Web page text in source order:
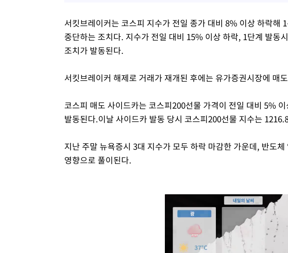
서킷브레이커는 코스피 지수가 전일 종가 대비 8% 이상 하락해
중단하는 조치다. 지수가 전일 대비 15% 이상 하락, 1단계 발동
조치가 발동된다.
서킷브레이커 해제로 거래가 재개된 후에는 유가증권시장에 매
코스피 매도 사이드카는 코스피200선물 가격이 전일 대비 5%
발동된다.이날 사이드카 발동 당시 코스피200선물 지수는
지난 주말 뉴욕증시 3대 지수가 모두 하락 마감한 가운데, 반도
영향으로 풀이된다.